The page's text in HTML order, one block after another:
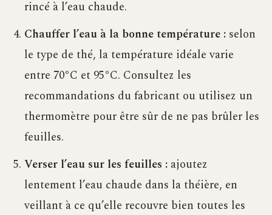
rincé à l’eau chaude.
Chauffer l’eau à la bonne température : selon
le type de thé, la température idéale varie
entre 70°C et 95°C. Consultez les
recommandations du fabricant ou utilisez un
thermomètre pour être sûr de ne pas brûler les
feuilles.
Verser l’eau sur les feuilles : ajoutez
lentement l’eau chaude dans la théière, en
veillant à ce qu’elle recouvre bien toutes les